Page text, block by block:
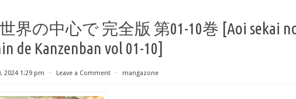
界の中心で 完全版 第01-10巻 [Aoi sekai
de Kanzenban vol 01-10]
2024 1:29 pm ⋅ Leave a Comment ⋅ mangazone